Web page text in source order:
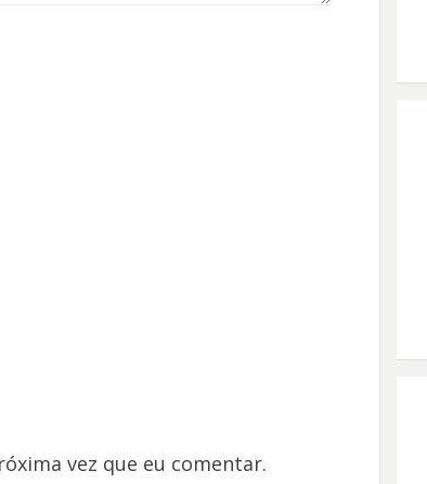
vez que eu comentar.